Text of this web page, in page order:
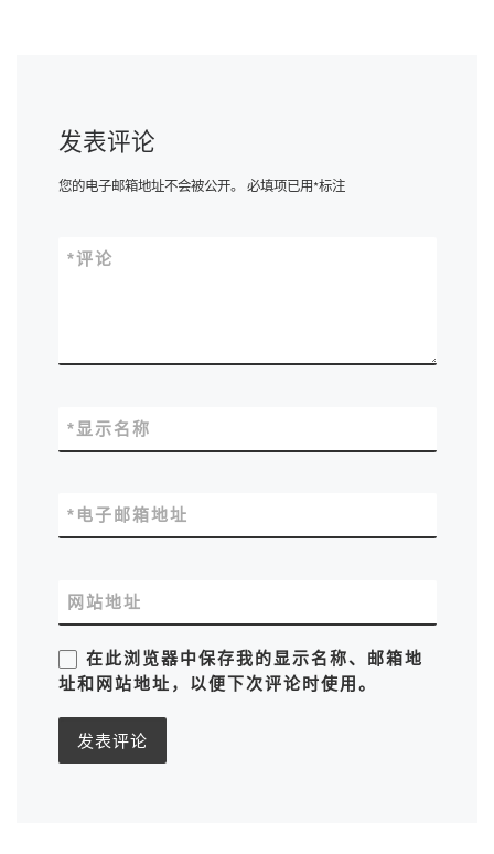
发表评论
您的电子邮箱地址不会被公开。 必填项已用*标注
评论
*
显示名称
*
电子邮箱地址
*
网站地址
在此浏览器中保存我的显示名称、邮箱地
址和网站地址，以便下次评论时使用。